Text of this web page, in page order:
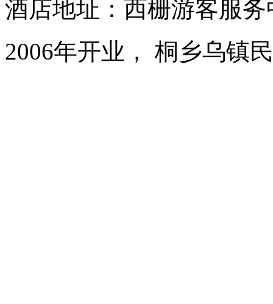
酒店地址：西栅游客服
2006年开业， 桐乡乌